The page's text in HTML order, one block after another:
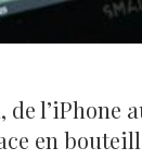
l’iPhone
en